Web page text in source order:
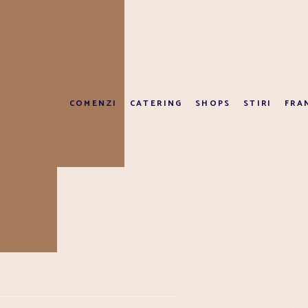
COMENZI CATERING SHOPS STIRI